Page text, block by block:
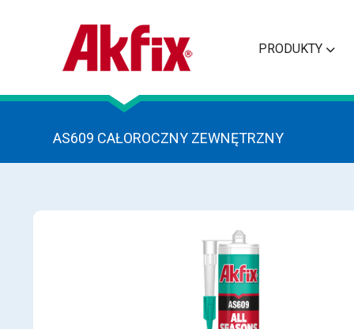
PRODUKTY
AS609 CAŁOROCZNY ZEWNĘTRZNY